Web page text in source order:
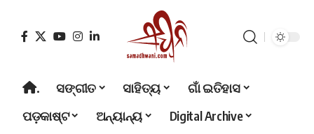
. ସଙ୍ଗୀତ ସାହିତ୍ୟ
ଗାଁ ଇତିହାସ
ପଡ଼କାଷ୍ଟ
ଅନ୍ୟାନ୍ୟ
Digital Archive